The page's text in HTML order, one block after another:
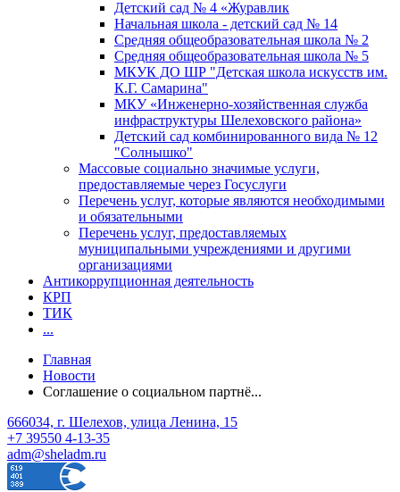
Детский сад № 4 «Журавлик
Начальная школа - детский сад № 14
Средняя общеобразовательная школа № 2
Средняя общеобразовательная школа № 5
МКУК ДО ШР "Детская школа искусств им.
К.Г. Самарина"
МКУ «Инженерно-хозяйственная служба
инфраструктуры Шелеховского района»
Детский сад комбинированного вида № 12
"Солнышко"
Массовые социально значимые услуги,
предоставляемые через Госуслуги
Перечень услуг, которые являются необходимыми
и обязательными
Перечень услуг, предоставляемых
муниципальными учреждениями и другими
организациями
Антикоррупционная деятельность
КРП
ТИК
...
Главная
Новости
Соглашение о социальном партнё...
666034, г. Шелехов, улица Ленина, 15
+7 39550 4-13-35
adm@sheladm.ru